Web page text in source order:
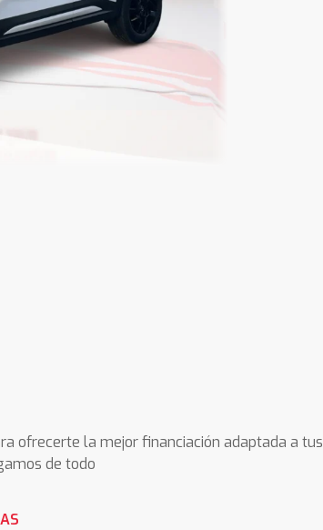
ofrecerte la mejor financiación adaptada a tus
de todo